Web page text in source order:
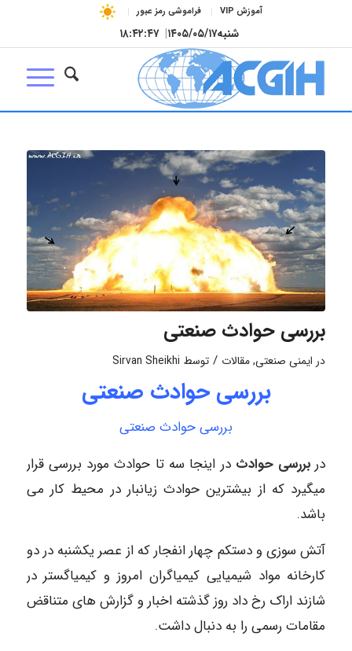
آموزش VIP فراموشی رمز عبور
شنبه۱۴۰۵/۰۵/۱۷| ۱۸:۴۲:۴۸
بررسی حوادث صنعتی
در ایمنی صنعتی,مقالات / توسط Sirvan Sheikhi
بررسی حوادث صنعتی
بررسی حوادث صنعتی
در بررسی حوادث در اینجا سه تا حوادث مورد بررسی قرار
میگیرد که از بیشترین حوادث زیانبار در محیط کار می
باشد.
آتش سوزی و دستکم چهار انفجار که از عصر یکشنبه در دو
کارخانه مواد شیمیایی کیمیاگران امروز و کیمیاگستر در
شازند اراک رخ داد روز گذشته اخبار و گزارش های متناقض
مقامات رسمی را به دنبال داشت.‏